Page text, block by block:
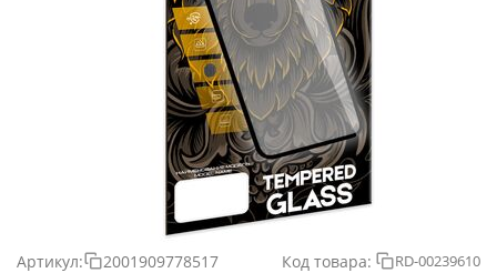
Артикул: 2001909778517 Код товара: RD-00239610